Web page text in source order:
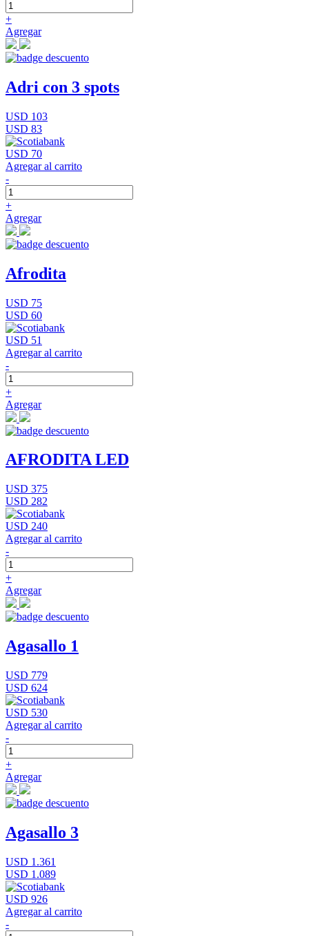
+
Agregar
Adri con 3 spots
USD 103
USD 83
USD 70
Agregar al carrito
-
+
Agregar
Afrodita
USD 75
USD 60
USD 51
Agregar al carrito
-
+
Agregar
AFRODITA LED
USD 375
USD 282
USD 240
Agregar al carrito
-
+
Agregar
Agasallo 1
USD 779
USD 624
USD 530
Agregar al carrito
-
+
Agregar
Agasallo 3
USD 1.361
USD 1.089
USD 926
Agregar al carrito
-